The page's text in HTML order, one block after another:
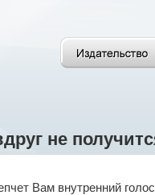
не
Вам внутренний